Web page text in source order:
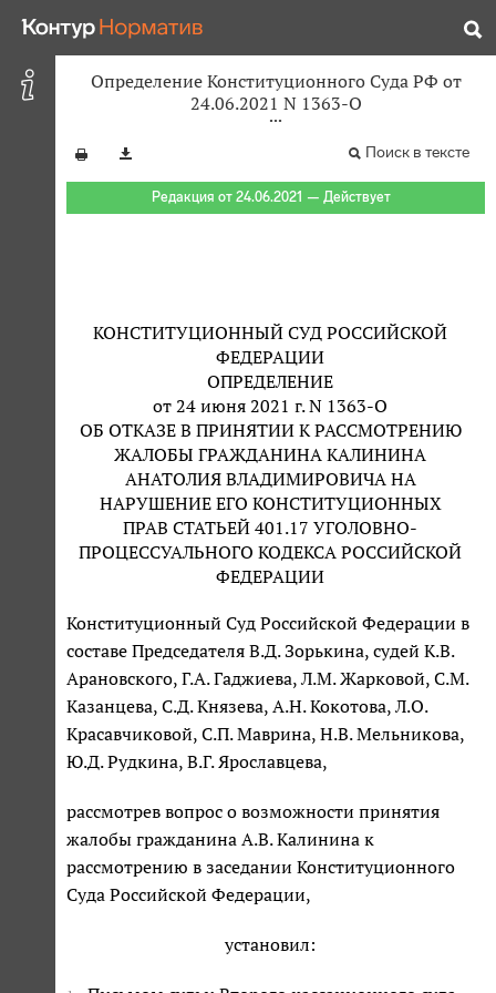
Определение Конституционного Суда РФ от
24.06.2021 N 1363-О
Поиск в тексте
Редакция от 24.06.2021 — Действует
КОНСТИТУЦИОННЫЙ СУД РОССИЙСКОЙ
ФЕДЕРАЦИИ
ОПРЕДЕЛЕНИЕ
от 24 июня 2021 г. N 1363-О
ОБ ОТКАЗЕ В ПРИНЯТИИ К РАССМОТРЕНИЮ
ЖАЛОБЫ ГРАЖДАНИНА КАЛИНИНА
АНАТОЛИЯ ВЛАДИМИРОВИЧА НА
НАРУШЕНИЕ ЕГО КОНСТИТУЦИОННЫХ
ПРАВ СТАТЬЕЙ 401.17 УГОЛОВНО-
ПРОЦЕССУАЛЬНОГО КОДЕКСА РОССИЙСКОЙ
ФЕДЕРАЦИИ
Конституционный Суд Российской Федерации в
составе Председателя В.Д. Зорькина, судей К.В.
Арановского, Г.А. Гаджиева, Л.М. Жарковой, С.М.
Казанцева, С.Д. Князева, А.Н. Кокотова, Л.О.
Красавчиковой, С.П. Маврина, Н.В. Мельникова,
Ю.Д. Рудкина, В.Г. Ярославцева,
рассмотрев вопрос о возможности принятия
жалобы гражданина А.В. Калинина к
рассмотрению в заседании Конституционного
Суда Российской Федерации,
установил: